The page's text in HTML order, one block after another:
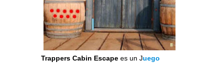
Trappers Cabin Escape es un Juego